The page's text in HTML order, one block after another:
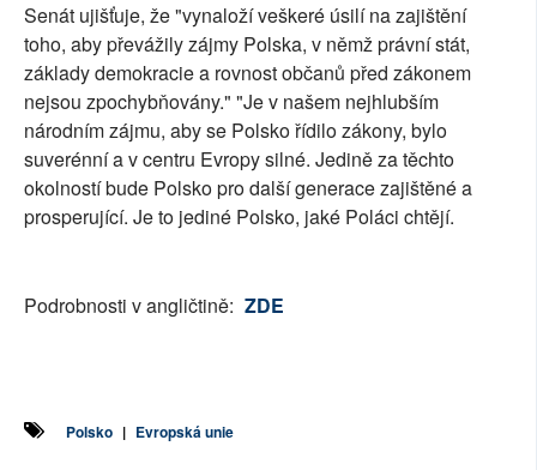
Senát ujišťuje, že "vynaloží veškeré úsilí na zajištění
toho, aby převážily zájmy Polska, v němž právní stát,
základy demokracie a rovnost občanů před zákonem
nejsou zpochybňovány." "Je v našem nejhlubším
národním zájmu, aby se Polsko řídilo zákony, bylo
suverénní a v centru Evropy silné. Jedině za těchto
okolností bude Polsko pro další generace zajištěné a
prosperující. Je to jediné Polsko, jaké Poláci chtějí.
Podrobnosti v angličtině: ZDE
Polsko | Evropská unie